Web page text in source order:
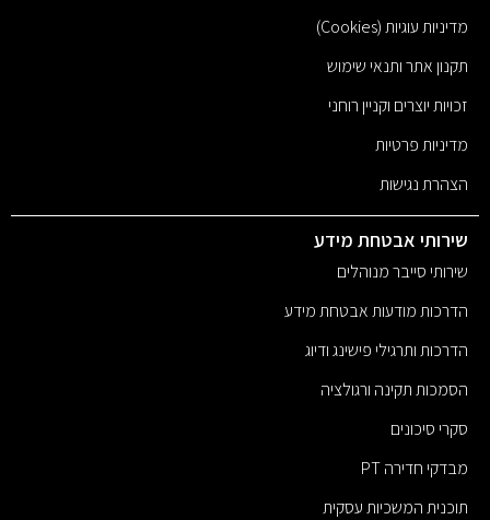
מדיניות עוגיות (Cookies)
תקנון אתר ותנאי שימוש
זכויות יוצרים וקניין רוחני
מדיניות פרטיות
הצהרת נגישות
שירותי אבטחת מידע
שירותי סייבר מנוהלים
הדרכות מודעות אבטחת מידע
הדרכות ותרגילי פישינג ודיוג
הסמכות תקינה ורגולציה
סקרי סיכונים
מבדקי חדירה PT
תוכנית המשכיות עסקית